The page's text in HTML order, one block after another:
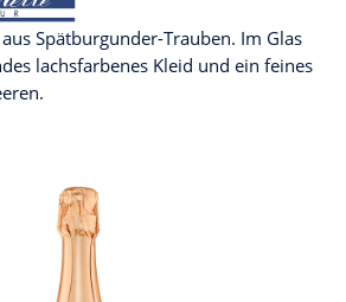
Spätburgunder-Trauben. Im Glas
lachsfarbenes Kleid und ein feines